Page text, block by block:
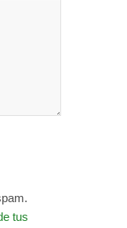
tus